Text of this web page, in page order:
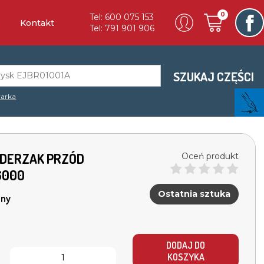
Kontakt
Tel: 600 075 153
Tel: 791 901 906
0
SZUKAJ CZĘŚCI
PRZÓD
Oceń produkt
Ostatnia sztuka
DODAJ DO
KOSZYKA